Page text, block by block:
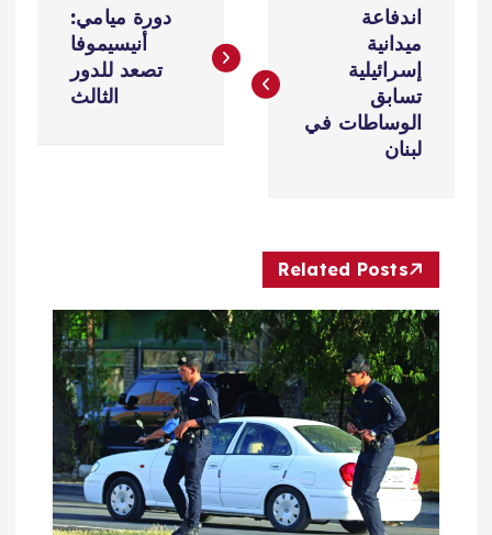
ص
م
ق
اندفاعة
ميدانية
إسرائيلية
تسابق
الوساطات في
لبنان
دورة ميامي:
أنيسيموفا
تصعد للدور
الثالث
Related Posts